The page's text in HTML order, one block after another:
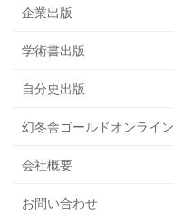
企業出版
学術書出版
自分史出版
幻冬舎ゴールドオンライン
会社概要
お問い合わせ